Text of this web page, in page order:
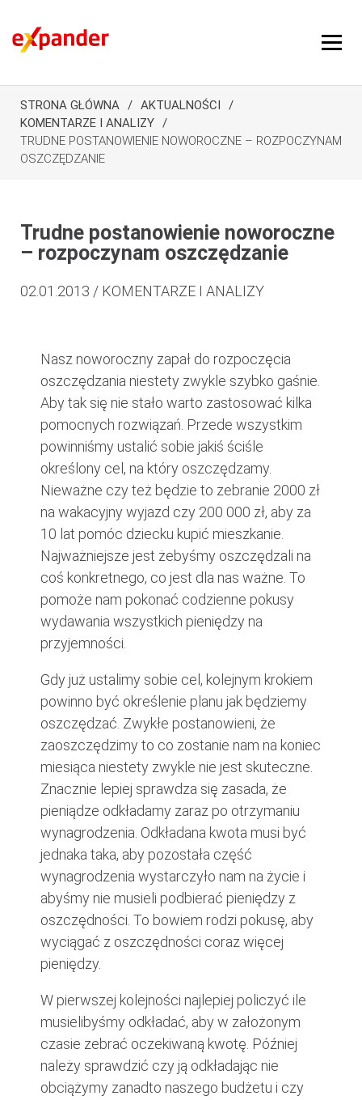
STRONA GŁÓWNA
AKTUALNOŚCI
KOMENTARZE I ANALIZY
TRUDNE POSTANOWIENIE NOWOROCZNE – ROZPOCZYNAM
OSZCZĘDZANIE
Trudne postanowienie noworoczne
– rozpoczynam oszczędzanie
02.01.2013 / KOMENTARZE I ANALIZY
Nasz noworoczny zapał do rozpoczęcia
oszczędzania niestety zwykle szybko gaśnie.
Aby tak się nie stało warto zastosować kilka
pomocnych rozwiązań. Przede wszystkim
powinniśmy ustalić sobie jakiś ściśle
określony cel, na który oszczędzamy.
Nieważne czy też będzie to zebranie 2000 zł
na wakacyjny wyjazd czy 200 000 zł, aby za
10 lat pomóc dziecku kupić mieszkanie.
Najważniejsze jest żebyśmy oszczędzali na
coś konkretnego, co jest dla nas ważne. To
pomoże nam pokonać codzienne pokusy
wydawania wszystkich pieniędzy na
przyjemności.
Gdy już ustalimy sobie cel, kolejnym krokiem
powinno być określenie planu jak będziemy
oszczędzać. Zwykłe postanowieni, że
zaoszczędzimy to co zostanie nam na koniec
miesiąca niestety zwykle nie jest skuteczne.
Znacznie lepiej sprawdza się zasada, że
pieniądze odkładamy zaraz po otrzymaniu
wynagrodzenia. Odkładana kwota musi być
jednaka taka, aby pozostała część
wynagrodzenia wystarczyło nam na życie i
abyśmy nie musieli podbierać pieniędzy z
oszczędności. To bowiem rodzi pokusę, aby
wyciągać z oszczędności coraz więcej
pieniędzy.
W pierwszej kolejności najlepiej policzyć ile
musielibyśmy odkładać, aby w założonym
czasie zebrać oczekiwaną kwotę. Później
należy sprawdzić czy ją odkładając nie
obciążymy zanadto naszego budżetu i czy